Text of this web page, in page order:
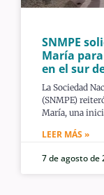
SNMPE
María
en el sur
La Sociedad
(SNMPE)
María, una
LEER MÁS »
7 de agosto de